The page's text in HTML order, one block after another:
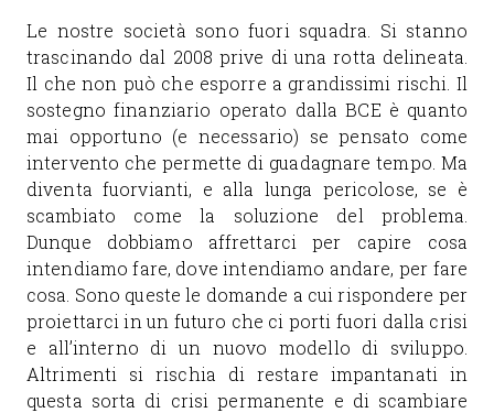
Le nostre società sono fuori squadra. Si stanno
trascinando dal 2008 prive di una rotta delineata.
Il che non può che esporre a grandissimi rischi. Il
sostegno finanziario operato dalla BCE è quanto
mai opportuno (e necessario) se pensato come
intervento che permette di guadagnare tempo. Ma
diventa fuorvianti, e alla lunga pericolose, se è
scambiato come la soluzione del problema.
Dunque dobbiamo affrettarci per capire cosa
intendiamo fare, dove intendiamo andare, per fare
cosa. Sono queste le domande a cui rispondere per
proiettarci in un futuro che ci porti fuori dalla crisi
e all’interno di un nuovo modello di sviluppo.
Altrimenti si rischia di restare impantanati in
questa sorta di crisi permanente e di scambiare